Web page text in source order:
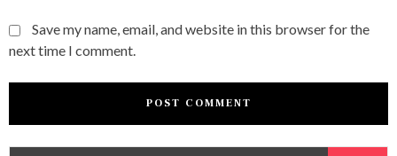
Save my name, email, and website in this browser for the
next time I comment.